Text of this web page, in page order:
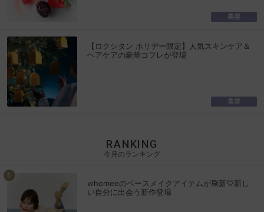
美容
【ロクシタン ホリデー限定】人気スキンケア＆
ヘアケアの豪華コフレが登場
美容
RANKING
今月のランキング
whomeeのベースメイクアイテムが刷新♡新し
い自分に出会う新作登場